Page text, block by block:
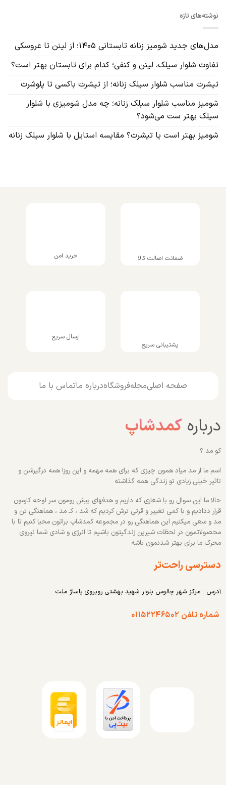
نوشته‌های تازه
مدل‌های جدید شومیز زنانه تابستانی ۱۴۰۵؛ از لینن تا عروسکی
تفاوت شلوار سیلک، لینن و کنفی؛ کدام برای تابستان بهتر است؟
تیشرت مناسب شلوار سیلک زنانه؛ از تیشرت باکسی تا پلوشرت
شومیز مناسب شلوار سیلک زنانه؛ چه مدل شومیزی با شلوار
سیلک بهتر ست می‌شود؟
شومیز بهتر است یا تیشرت؟ مقایسه استایل با شلوار سیلک زنانه
ضمانت اصالت کالا خرید امن
پشتیبانی سریع
ارسال سریع
صفحه اصلیمجلهفروشگاهدرباره ماتماس با ما
درباره کمدشاپ
کو مد ؟
اسم ما از مد میاد همون چیزی که برای همه مهمه و این روزا همه درگیرشن و
تاثیر خیلی زیادی تو زندگی همه گذاشته
حالا ما این سوال رو با شعاری که داریم و هدفهای پیش رومون سر لوحه کارمون
قرار ددادیم و با کمی تغییر و قرتی ترش کردیم که شد ، کـ مد ، هماهنگی تن و
مد و سعی میکنیم این هماهنگی رو در مجموعه کمدشاپ براتون محیا کنیم تا با
محصولاتمون در لحظات شیرین زندگیتون باشیم تا انرژی و شادی شما نیروی
محرک ما برای بهتر شدنمون باشه
دسترسی راحت‌تر
آدرس : مرکز شهر چالوس بلوار شهید بهشتی روبروی پاساژ ملت
شماره تلفن ۰۱۱۵۲۲۴۶۵۰۲